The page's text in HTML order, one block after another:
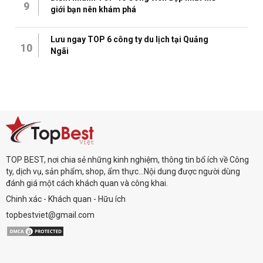
9
giới bạn nên khám phá
10
Lưu ngay TOP 6 công ty du lịch tại Quảng
Ngãi
TOP BEST, nơi chia sẻ những kinh nghiệm, thông tin bổ ích về Công
ty, dịch vụ, sản phẩm, shop, ẩm thực...Nội dung được người dùng
đánh giá một cách khách quan và công khai.
Chinh xác - Khách quan - Hữu ích
topbestviet@gmail.com